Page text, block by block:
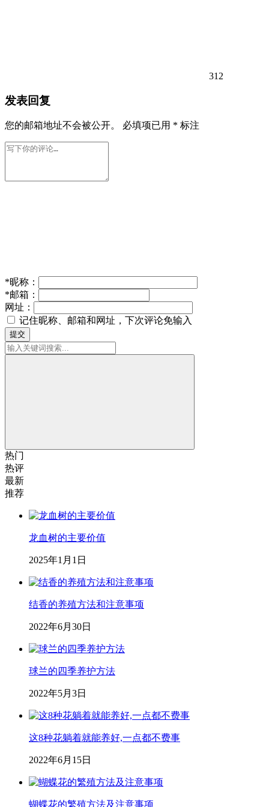
312
发表回复
您的邮箱地址不会被公开。 必填项已用 * 标注
*昵称：
*邮箱：
网址：
记住昵称、邮箱和网址，下次评论免输入
提交
热门
热评
最新
推荐
龙血树的主要价值
2025年1月1日
结香的养殖方法和注意事项
2022年6月30日
球兰的四季养护方法
2022年5月3日
这8种花躺着就能养好,一点都不费事
2022年6月15日
蝴蝶花的繁殖方法及注意事项